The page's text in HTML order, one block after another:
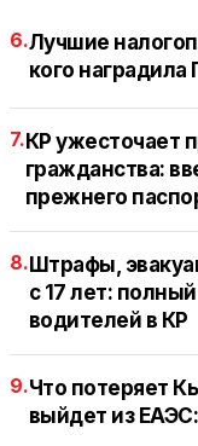
6.Лучшие
кого наградила
7. КР ужесточает
гражданства:
прежнего
8. Штрафы,
с 17 лет:
водителей в КР
9.Что потеряет
выйдет из